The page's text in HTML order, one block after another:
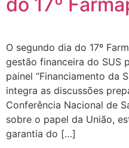
do 17º
O segundo dia do 17º
gestão financeira do SUS
painel “Financiamento da
integra as discussões
Conferência Nacional de
sobre o papel da União,
garantia do […]